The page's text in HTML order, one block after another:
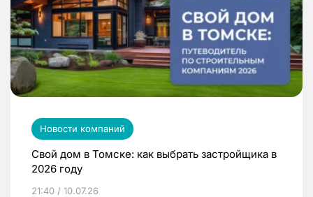
Новости компаний
Свой дом в Томске: как выбрать застройщика в
2026 году
21:40 / 10.07.26